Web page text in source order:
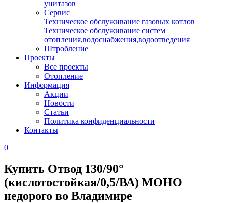
унитазов
Сервис
Техническое обслуживание газовых котлов
Техническое обслуживание систем
отопления,водоснабжения,водоотведения
Штробление
Проекты
Все проекты
Отопление
Информация
Акции
Новости
Статьи
Политика конфиденциальности
Контакты
0
Купить Отвод 130/90°
(кислотостойкая/0,5/ВА) МОНО
недорого во Владимире